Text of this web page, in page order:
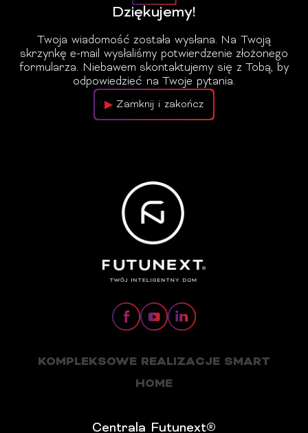
Dziękujemy!
Twoja wiadomość została wysłana. Na Twoją
skrzynkę e-mail wysłaliśmy potwierdzenie złożonego
formularza. Niebawem skontaktujemy się z Tobą, by
odpowiedzieć na Twoje pytania.
Zamknij i zakończ
KOMPLEKSOWE REALIZACJE SMART
HOME
Centrala Futunext®